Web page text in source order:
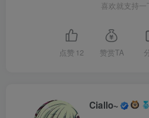
喜欢就支持一
点赞 12 赞赏TA
Ciallo~